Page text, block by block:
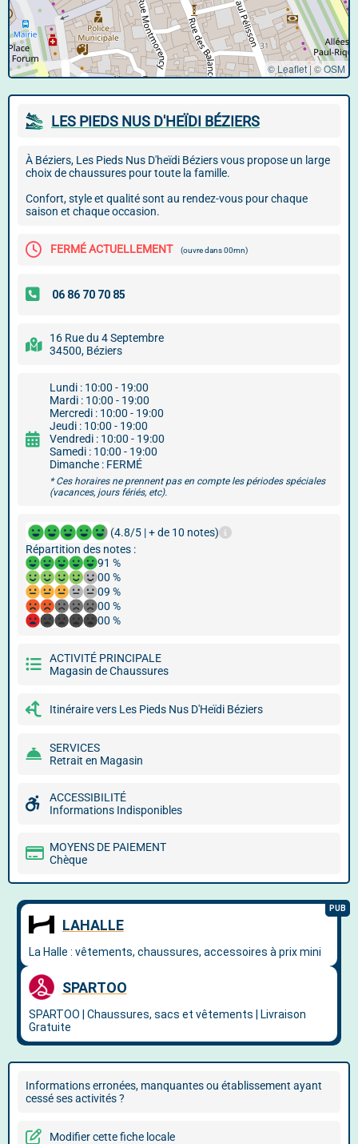
© Leaflet| ©OSM
LES PIEDS NUS D'HEÏDI BÉZIERS
À Béziers, Les Pieds Nus D'heïdi Béziers vous propose un large
choix de chaussures pour toute la famille.
Confort, style et qualité sont au rendez-vous pour chaque
saison et chaque occasion.
FERMÉ ACTUELLEMENT (ouvre dans 00mn)
16 Rue du 4 Septembre
34500, Béziers
Lundi : 10:00 - 19:00
Mardi : 10:00 - 19:00
Mercredi : 10:00 - 19:00
Jeudi : 10:00 - 19:00
Vendredi : 10:00 - 19:00
Samedi : 10:00 - 19:00
Dimanche : FERMÉ
* Ces horaires ne prennent pas en compte les périodes spéciales
(vacances, jours fériés, etc).
(4.8/5 | + de 10 notes)
Répartition des notes :
91 %
00 %
09 %
00 %
00 %
ACTIVITÉ PRINCIPALE
Magasin de Chaussures
Itinéraire vers Les Pieds Nus D'Heïdi Béziers
SERVICES
Retrait en Magasin
ACCESSIBILITÉ
Informations Indisponibles
MOYENS DE PAIEMENT
Chèque
Informations erronées, manquantes ou établissement ayant
cessé ses activités ?
Modifier cette fiche locale